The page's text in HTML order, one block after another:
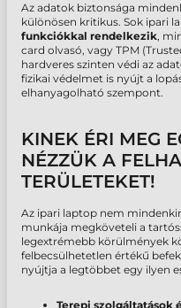
Az adatok biztonsága
különösen kritikus. Sok ipari
funkciókkal rendelkezik,
card olvasó, vagy TPM
hardveres szinten védi az
fizikai védelmet is nyújt a
elhanyagolható szempont.
KINEK ÉRI MEG
NÉZZÜK A
TERÜLETEKET!
Az ipari laptop nem
munkája megköveteli a
legextrémebb körülmények
felbecsülhetetlen értékű
nyújtja a legtöbbet egy ilyen
Terepi szolgáltatások